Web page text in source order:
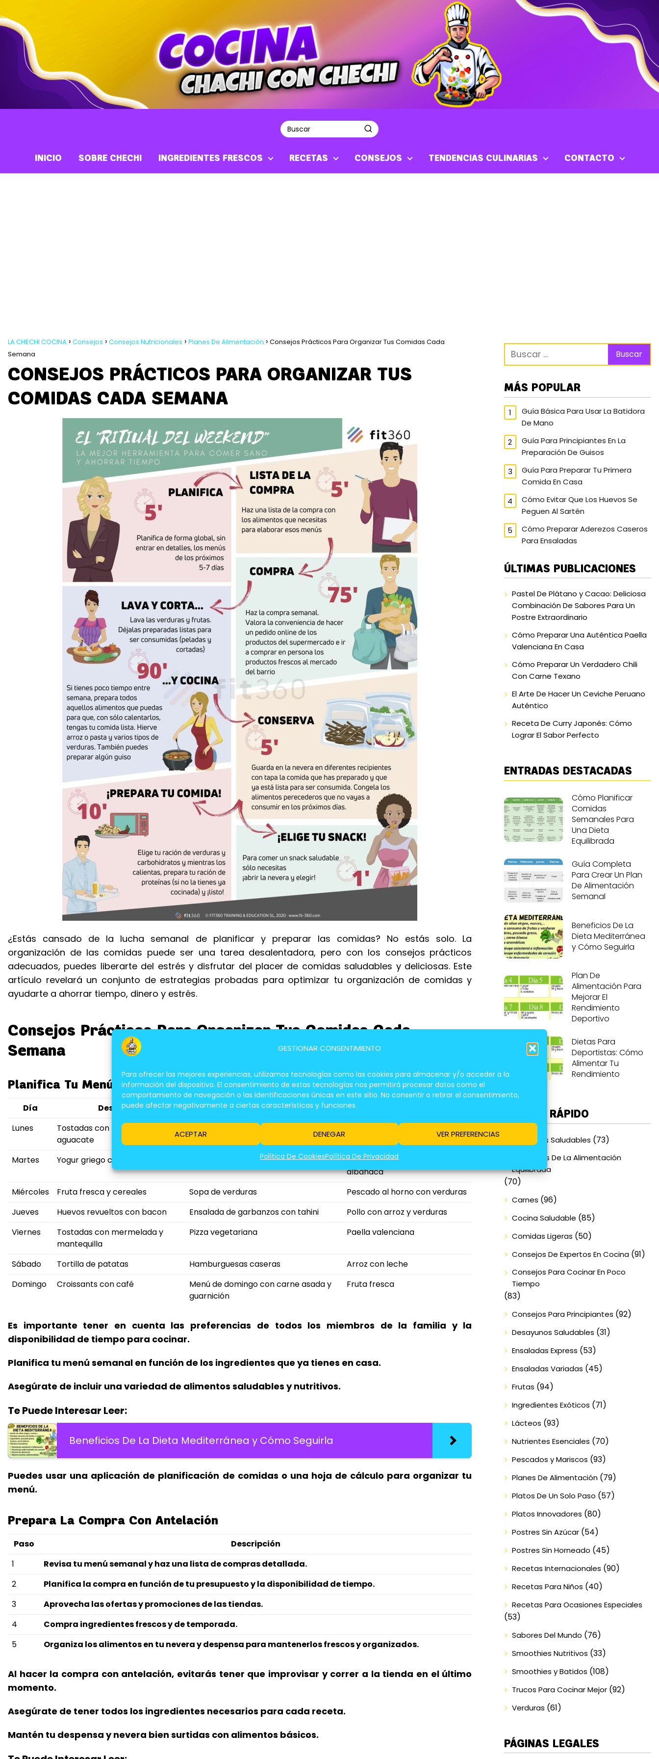
GESTIONAR CONSENTIMIENTO
Para ofrecer las mejores experiencias, utilizamos tecnologías como las cookies para almacenar y/o acceder a la
información del dispositivo. El consentimiento de estas tecnologías nos permitirá procesar datos como el
comportamiento de navegación o las identificaciones únicas en este sitio. No consentir o retirar el consentimiento,
puede afectar negativamente a ciertas características y funciones.
ACEPTAR DENEGAR VER PREFERENCIAS
Política De CookiesPolítica De Privacidad
INICIO SOBRE CHECHI INGREDIENTES FRESCOS RECETAS CONSEJOS TENDENCIAS CULINARIAS CONTACTO
LA CHECHI COCINA Consejos Consejos Nutricionales Planes De Alimentación
Consejos Prácticos Para Organizar Tus Comidas Cada
Semana
CONSEJOS PRÁCTICOS PARA ORGANIZAR TUS
COMIDAS CADA SEMANA
¿Estás cansado de la lucha semanal de planificar y preparar las comidas? No estás solo. La
organización de las comidas puede ser una tarea desalentadora, pero con los consejos prácticos
adecuados, puedes liberarte del estrés y disfrutar del placer de comidas saludables y deliciosas. Este
artículo revelará un conjunto de estrategias probadas para optimizar tu organización de comidas y
ayudarte a ahorrar tiempo, dinero y estrés.
Consejos Prácticos Para Organizar Tus Comidas Cada
Semana
Planifica Tu Menú Semanal
Día Desayuno Almuerzo
Lunes
Tostadas con tomate y
aguacate
Ensalada de quinoa con pollo asado Lentejas con chorizo
Martes Yogur griego con granola y fruta Sándwich de pavo y queso
Pasta con salsa de tomate y
albahaca
Miércoles
Fruta fresca y cereales Sopa de verduras
Pescado al horno con verduras
Jueves
Huevos revueltos con bacon Ensalada de garbanzos con tahini
Pollo con arroz y verduras
Viernes
Tostadas con mermelada y
mantequilla
Pizza vegetariana Paella valenciana
Sábado Tortilla de patatas Hamburguesas caseras
Arroz con leche
Domingo
Croissants con café
Menú de domingo con carne asada y
guarnición
Fruta fresca
Es importante tener en cuenta las preferencias de todos los miembros de la familia y la
disponibilidad de tiempo para cocinar.
Planifica tu menú semanal en función de los ingredientes que ya tienes en casa.
Asegúrate de incluir una variedad de alimentos saludables y nutritivos.
Te Puede Interesar Leer:
Beneficios De La Dieta Mediterránea y Cómo Seguirla
Puedes usar una aplicación de planificación de comidas o una hoja de cálculo para organizar tu
menú.
Prepara La Compra Con Antelación
Paso
Descripción
1
Revisa tu menú semanal y haz una lista de compras detallada.
2
Planifica la compra en función de tu presupuesto y la disponibilidad de tiempo.
3
Aprovecha las ofertas y promociones de las tiendas.
4
Compra ingredientes frescos y de temporada.
5
Organiza los alimentos en tu nevera y despensa para mantenerlos frescos y organizados.
Al hacer la compra con antelación, evitarás tener que improvisar y correr a la tienda en el último
momento.
Asegúrate de tener todos los ingredientes necesarios para cada receta.
Mantén tu despensa y nevera bien surtidas con alimentos básicos.
MÁS POPULAR
Guía Básica Para Usar La Batidora
De Mano
Guía Para Principiantes En La
Preparación De Guisos
Guía Para Preparar Tu Primera
Comida En Casa
Cómo Evitar Que Los Huevos Se
Peguen Al Sartén
Cómo Preparar Aderezos Caseros
Para Ensaladas
ÚLTIMAS PUBLICACIONES
Pastel De Plátano y Cacao: Deliciosa
Combinación De Sabores Para Un
Postre Extraordinario
Cómo Preparar Una Auténtica Paella
Valenciana En Casa
Cómo Preparar Un Verdadero Chili
Con Carne Texano
El Arte De Hacer Un Ceviche Peruano
Auténtico
Receta De Curry Japonés: Cómo
Lograr El Sabor Perfecto
ENTRADAS DESTACADAS
Cómo Planificar
Comidas
Semanales Para
Una Dieta
Equilibrada
Guía Completa
Para Crear Un Plan
De Alimentación
Semanal
Beneficios De La
Dieta Mediterránea
y Cómo Seguirla
Plan De
Alimentación Para
Mejorar El
Rendimiento
Deportivo
Dietas Para
Deportistas: Cómo
Alimentar Tu
Rendimiento
ACCESO RÁPIDO
Alimentos Saludables (73)
Beneficios De La Alimentación
Equilibrada
(70)
Carnes (96)
Cocina Saludable (85)
Comidas Ligeras (50)
Consejos De Expertos En Cocina(91)
Consejos Para Cocinar En Poco
Tiempo
(83)
Consejos Para Principiantes (92)
Desayunos Saludables (31)
Ensaladas Express (53)
Ensaladas Variadas (45)
Frutas (94)
Ingredientes Exóticos (71)
Lácteos (93)
Nutrientes Esenciales (70)
Pescados y Mariscos (93)
Planes De Alimentación(79)
Platos De Un Solo Paso (57)
Platos Innovadores (80)
Postres Sin Azúcar(54)
Postres Sin Horneado (45)
Recetas Internacionales (90)
Recetas Para Niños (40)
Recetas Para Ocasiones Especiales
(53)
Sabores Del Mundo (76)
Smoothies Nutritivos (33)
Smoothies y Batidos (108)
Trucos Para Cocinar Mejor(92)
Verduras (61)
PÁGINAS LEGALES